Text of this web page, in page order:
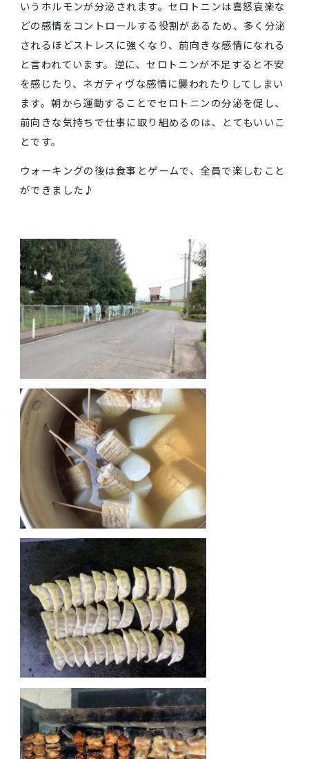
朝はウォーキングからのスタートです。
ウォーキングは精神的にも良い影響があります。朝に
動をすると、幸せホルモンと呼ばれる「セロトニン」
いうホルモンが分泌されます。セロトニンは喜怒哀楽
どの感情をコントロールする役割があるため、多く分
されるほどストレスに強くなり、前向きな感情になれ
を感じたり、ネガティヴな感情に襲われたりしてしま
とです。
ウォーキングの後は食事とゲームで、全員で楽しむこ
ができました♪